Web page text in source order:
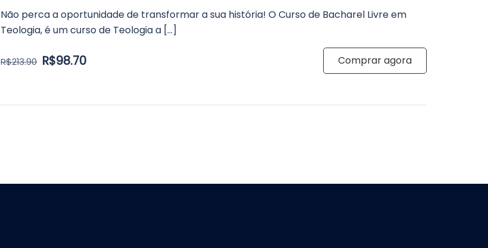
Não perca a oportunidade de transformar a sua história! O Curso de Bacharel Livre em
Teologia, é um curso de Teologia a […]
R$213.90 R$98.70 Comprar agora